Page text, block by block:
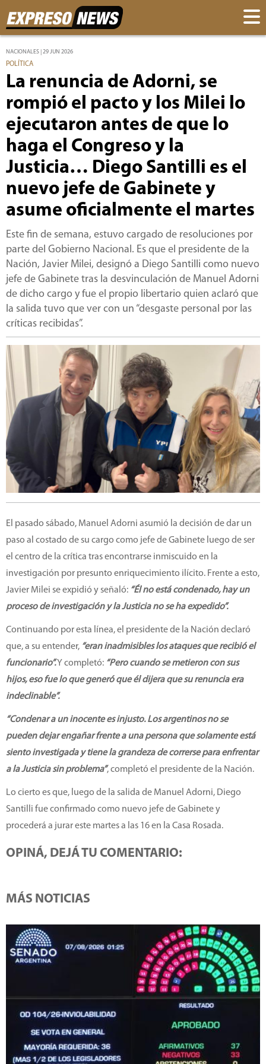
NACIONALES | 29 JUN 2026
POLÍTICA
La renuncia de Adorni, se
rompió el pacto y los Milei lo
ejecutaron antes de que lo
haga el Congreso y la
Justicia… Diego Santilli es el
nuevo jefe de Gabinete y
asume oficialmente el martes
Este fin de semana, estuvo cargado de resoluciones por
parte del Gobierno Nacional. Es que el presidente de la
Nación, Javier Milei, designó a Diego Santilli como nuevo
jefe de Gabinete tras la desvinculación de Manuel Adorni
de dicho cargo y fue el propio libertario quien aclaró que
la salida tuvo que ver con un “desgaste personal por las
críticas recibidas”.
El pasado sábado, Manuel Adorni asumió la decisión de dar un
paso al costado de su cargo como jefe de Gabinete luego de ser
el centro de la crítica tras encontrarse inmiscuido en la
investigación por presunto enriquecimiento ilícito. Frente a esto,
Javier Milei se expidió y señaló: “Él no está condenado, hay un
proceso de investigación y la Justicia no se ha expedido”.
Continuando por esta línea, el presidente de la Nación declaró
que, a su entender, “eran inadmisibles los ataques que recibió el
funcionario”.Y completó: “Pero cuando se metieron con sus
hijos, eso fue lo que generó que él dijera que su renuncia era
indeclinable”.
“Condenar a un inocente es injusto. Los argentinos no se
pueden dejar engañar frente a una persona que solamente está
siento investigada y tiene la grandeza de correrse para enfrentar
a la Justicia sin problema”, completó el presidente de la Nación.
Lo cierto es que, luego de la salida de Manuel Adorni, Diego
Santilli fue confirmado como nuevo jefe de Gabinete y
procederá a jurar este martes a las 16 en la Casa Rosada.
OPINÁ, DEJÁ TU COMENTARIO:
MÁS NOTICIAS